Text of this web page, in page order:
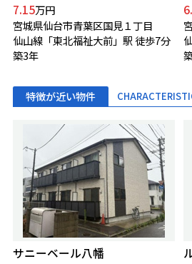
7.15万円
宮城県仙台市青葉区国見１丁目
仙山線「東北福祉大前」駅 徒歩7分
築3年
特徴が近い物件
サニーベール八幡